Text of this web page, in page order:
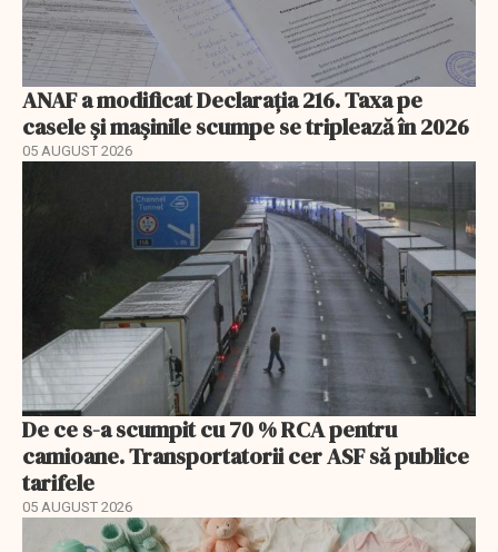
ANAF a modificat Declarația 216. Taxa pe
casele și mașinile scumpe se triplează în 2026
05 AUGUST 2026
De ce s-a scumpit cu 70 % RCA pentru
camioane. Transportatorii cer ASF să publice
tarifele
05 AUGUST 2026